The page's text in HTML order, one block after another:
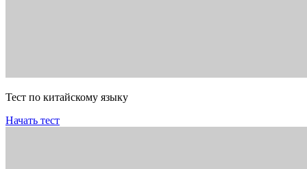
Тест по китайскому языку
Начать тест